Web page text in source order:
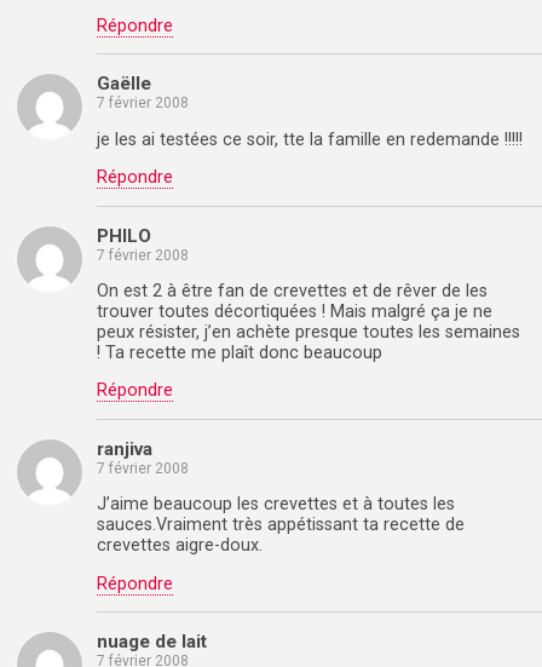
Répondre
Gaëlle
7 février 2008
je les ai testées ce soir, tte la famille en redemande !!!!!
Répondre
PHILO
7 février 2008
On est 2 à être fan de crevettes et de rêver de les
trouver toutes décortiquées ! Mais malgré ça je ne
peux résister, j’en achète presque toutes les semaines
! Ta recette me plaît donc beaucoup
Répondre
ranjiva
7 février 2008
J’aime beaucoup les crevettes et à toutes les
sauces.Vraiment très appétissant ta recette de
crevettes aigre-doux.
Répondre
nuage de lait
7 février 2008